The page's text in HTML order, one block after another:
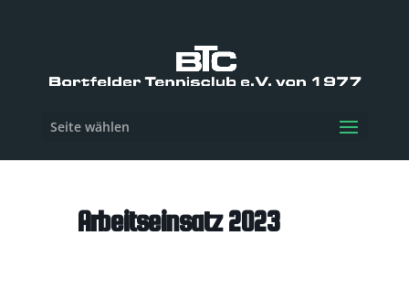
Seite wählen
Arbeitseinsatz 2023